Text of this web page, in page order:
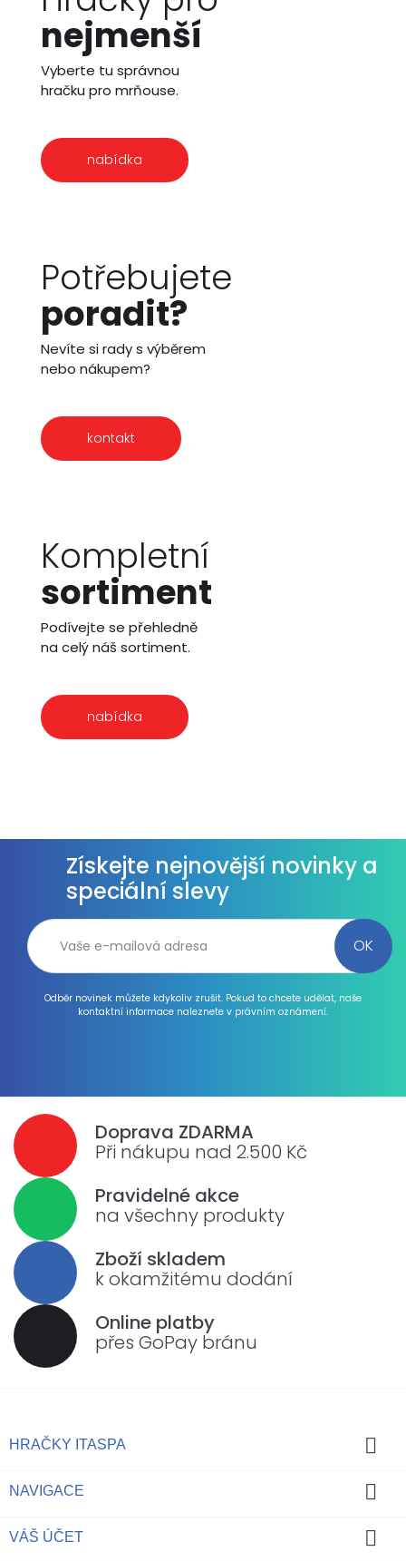
nejmenší
Vyberte tu správnou
hračku pro mrňouse.
nabídka
Potřebujete
poradit?
Nevíte si rady s výběrem
nebo nákupem?
kontakt
Kompletní
sortiment
Podívejte se přehledně
na celý náš sortiment.
nabídka
Získejte nejnovější novinky a
speciální slevy
Odběr novinek můžete kdykoliv zrušit. Pokud to chcete udělat, naše
kontaktní informace naleznete v právním oznámení.
Doprava ZDARMA
Při nákupu nad 2.500 Kč
Pravidelné akce
na všechny produkty
Zboží skladem
k okamžitému dodání
Online platby
přes GoPay bránu
HRAČKY ITASPA 
NAVIGACE 
VÁŠ ÚČET 